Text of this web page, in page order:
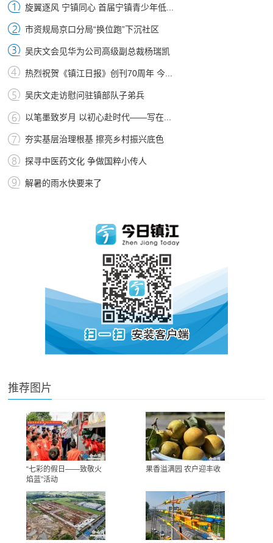
旋翼逐风 宁镇同心 首届宁镇青少年低...
市资规局京口分局“换位跑”下沉社区
吴庆文会见华为公司高级副总裁杨瑞凯
热烈祝贺《镇江日报》创刊70周年 今...
吴庆文走访慰问驻镇部队子弟兵
以笔墨致岁月 以初心赴时代——写在...
夯实基层治理根基 擦亮乡村振兴底色
探寻中医药文化 争做国粹小传人
解暑的雨水快要来了
推荐图片
“七彩的假日——致敬火
焰蓝”活动
果香溢满园 农户迎丰收